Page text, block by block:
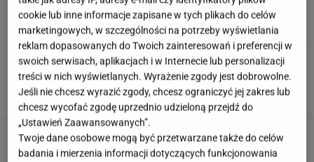
długo
SUBSKRYPCJA
Śmierć Marii Zięby w "Na Wspólnej" to
ponury żart. Scenarzysta popłynął
ZUZANNA KWASEK
Sensacyjne odkrycie w Gdańsku. Pod "Misiem"
czekał historyczny skarb
cookie lub inne informacje zapisane w tych plikach do celów
marketingowych, w szczególności na potrzeby wyświetlania
reklam dopasowanych do Twoich zainteresowań i preferencji w
swoich serwisach, aplikacjach i w Internecie lub personalizacji
treści w nich wyświetlanych. Wyrażenie zgody jest dobrowolne.
Jeśli nie chcesz wyrazić zgody, chcesz ograniczyć jej zakres lub
chcesz wycofać zgodę uprzednio udzieloną przejdź do
„Ustawień Zaawansowanych”.
Twoje dane osobowe mogą być przetwarzane także do celów
badania i mierzenia informacji dotyczących funkcjonowania